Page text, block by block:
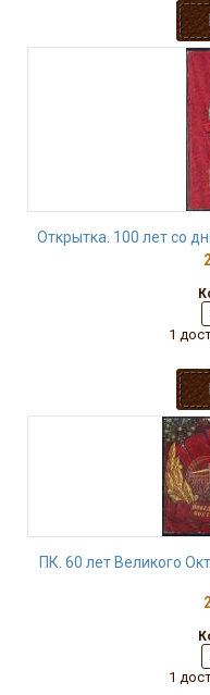
Открытка. 100 лет со
1
ПК. 60 лет Великого
1